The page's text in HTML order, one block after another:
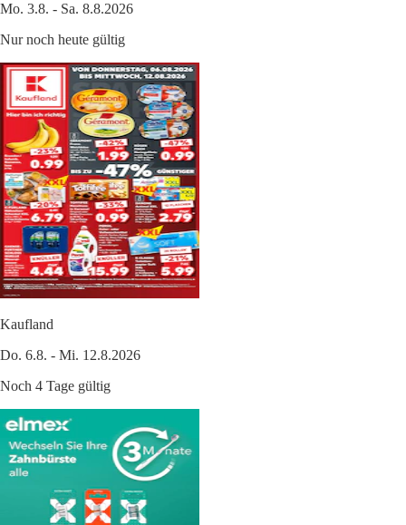
Mo. 3.8. - Sa. 8.8.2026
Nur noch heute gültig
Kaufland
Do. 6.8. - Mi. 12.8.2026
Noch 4 Tage gültig